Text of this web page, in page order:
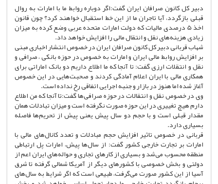
دبیر کل کانون صرافان ایران گفت:اگر دوباره روابط ما با امارات به روال
قبلی بازگردد، آیا تاجران ما از این خط استقبال خواهند کرد؟ چون قانون
اخذ 5 درصدی مالیات که دولت امارات متحده عربی وضع کرده به میزان
زیادی هزینه‌های نقل و انتقال مالی را افزایش خواهد داد.
شهاب قربانی دبیر کل کانون صرافان ایران در خصوص انتشار اخباری مبنی
بر افزایش روابط مالی ایران و امارات به خصوص در حوزه بانکی ، صرافی و
نقل و انتقلات ارزی گفت: تا آنجا که ما اطلاع داریم دو بانک اماراتی برای
همکاری مالی با ایران اعلام آمادگی کردند و صحبت‌هایی در این خصوص
آغاز شده اما هنوز در بازار و جنبه اجرایی اتفاقی رخ نداده است.
وی در خصوص نقل و انتقالات در حوزه صرافی‌ها گفت:تا آنجا که من اطلاع
دارم هیچ تغییری در این حوزه صورت نگرفته است و میزان تبادلات همان
مقدار قبلی است و با حجم دو سال پیش یعنی پیش از تحریم‌ها فاصله
بسیاری دارد.
قربانی در خصوص تاثیر افزایش حجم مبادلات و تعدد کانال‌های مالی با
امارات بر تجارت خارجی کشور گفت: از سال‌ها پیش، امارات پل ارتباطی
منطقه محسوب می‌شد و بسیاری از کارهای تجاری و حواله‌های ایران اعم از
دولتی و بخش خصوصی با کشورهای دیگر از آمریکا شمالی گرفته تا شرق
آسیا از این کشور صورت می‌گرفت، طبیعی است که اگر شرایط به سال‌های